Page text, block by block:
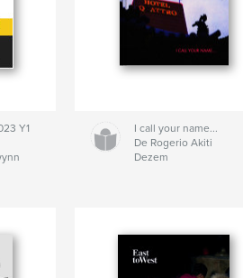
Y1
I call your name...
De Rogerio Akiti
Dezem